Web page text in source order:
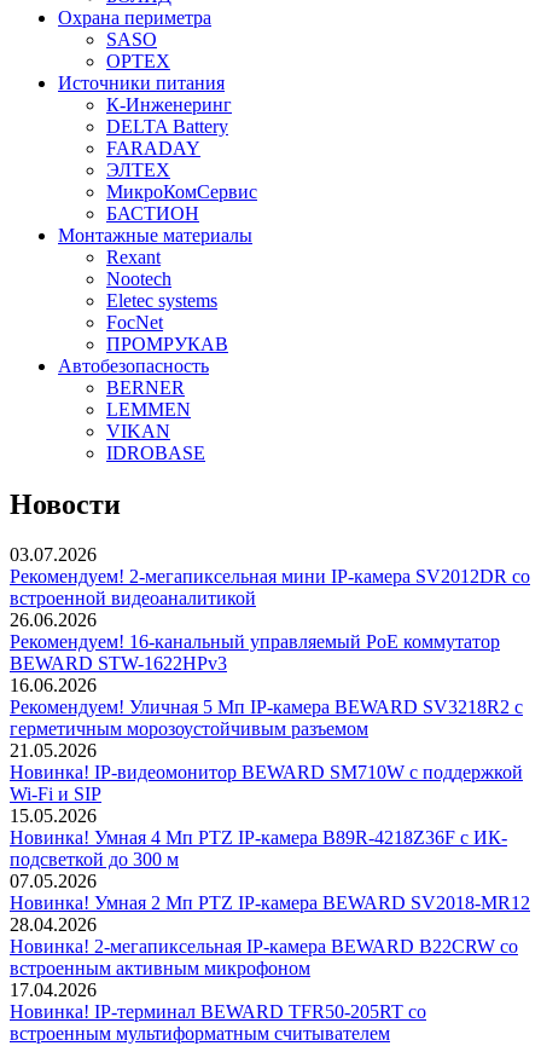
Охрана периметра
SASO
OPTEX
Источники питания
К-Инженеринг
DELTA Battery
FARADAY
ЭЛТЕХ
МикроКомСервис
БАСТИОН
Монтажные материалы
Rexant
Nootech
Eletec systems
FocNet
ПРОМРУКАВ
Автобезопасность
BERNER
LEMMEN
VIKAN
IDROBASE
Новости
03.07.2026
Рекомендуем! 2-мегапиксельная мини IP-камера SV2012DR со
встроенной видеоаналитикой
26.06.2026
Рекомендуем! 16-канальный управляемый PoE коммутатор
BEWARD STW-1622HPv3
16.06.2026
Рекомендуем! Уличная 5 Мп IP-камера BEWARD SV3218R2 с
герметичным морозоустойчивым разъемом
21.05.2026
Новинка! IP-видеомонитор BEWARD SM710W с поддержкой
Wi-Fi и SIP
15.05.2026
Новинка! Умная 4 Мп PTZ IP-камера B89R-4218Z36F с ИК-
подсветкой до 300 м
07.05.2026
Новинка! Умная 2 Мп PTZ IP-камера BEWARD SV2018-MR12
28.04.2026
Новинка! 2-мегапиксельная IP-камера BEWARD B22CRW со
встроенным активным микрофоном
17.04.2026
Новинка! IP-терминал BEWARD TFR50-205RT со
встроенным мультиформатным считывателем